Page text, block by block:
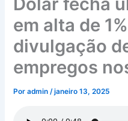
em alta de
divulgação
empregos
Poradmin/janeiro 13, 2025